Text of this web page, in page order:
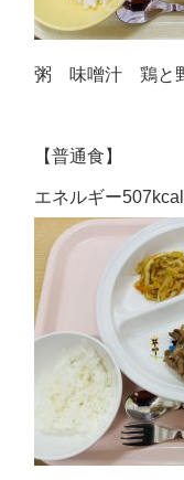
粥 味噌汁 鶏と
【普通食】
エネルギー